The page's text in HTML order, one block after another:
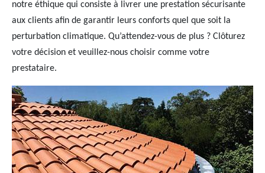
notre éthique qui consiste à livrer une prestation sécurisante
aux clients afin de garantir leurs conforts quel que soit la
perturbation climatique. Qu’attendez-vous de plus ? Clôturez
votre décision et veuillez-nous choisir comme votre
prestataire.